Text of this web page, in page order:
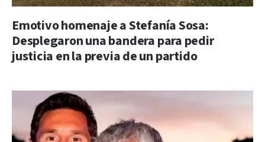
Emotivo homenaje a Stefanía Sosa:
Desplegaron una bandera para pedir
justicia en la previa de un partido